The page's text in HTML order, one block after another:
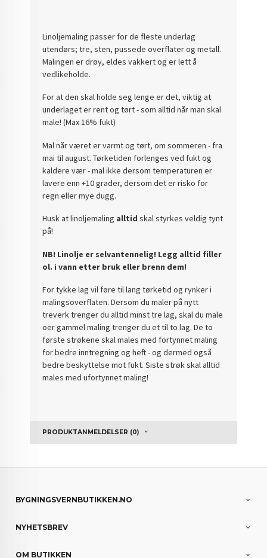
Linoljemaling passer for de fleste underlag
utendørs; tre, sten, pussede overflater og metall.
Malingen er drøy, eldes vakkert og er lett å
vedlikeholde.
For at den skal holde seg lenge er det, viktig at
underlaget er rent og tørt - som alltid når man skal
male! (Max 16% fukt)
Mal når været er varmt og tørt, om sommeren - fra
mai til august. Tørketiden forlenges ved fukt og
kaldere vær - mal ikke dersom temperaturen er
lavere enn +10 grader, dersom det er risko for
regn eller mye dugg.
Husk at linoljemaling alltid skal styrkes veldig tynt
på!
NB! Linolje er selvantennelig! Legg alltid filler
ol. i vann etter bruk eller brenn dem!
For tykke lag vil føre til lang tørketid og rynker i
malingsoverflaten. Dersom du maler på nytt
treverk trenger du alltid minst tre lag, skal du male
oer gammel maling trenger du et til to lag. De to
første strøkene skal males med fortynnet maling
for bedre inntregning og heft - og dermed også
bedre beskyttelse mot fukt. Siste strøk skal alltid
males med ufortynnet maling!
PRODUKTANMELDELSER (0)
BYGNINGSVERNBUTIKKEN.NO
NYHETSBREV
OM BUTIKKEN